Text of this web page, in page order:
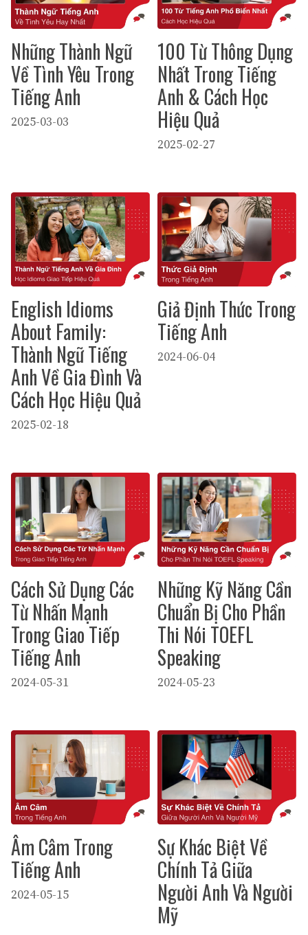
Những Thành Ngữ
Về Tình Yêu Trong
Tiếng Anh
2025-03-03
100 Từ Thông Dụng
Nhất Trong Tiếng
Anh & Cách Học
Hiệu Quả
2025-02-27
English Idioms
About Family:
Thành Ngữ Tiếng
Anh Về Gia Đình Và
Cách Học Hiệu Quả
2025-02-18
Giả Định Thức Trong
Tiếng Anh
2024-06-04
Cách Sử Dụng Các
Từ Nhấn Mạnh
Trong Giao Tiếp
Tiếng Anh
2024-05-31
Những Kỹ Năng Cần
Chuẩn Bị Cho Phần
Thi Nói TOEFL
Speaking
2024-05-23
Âm Câm Trong
Tiếng Anh
2024-05-15
Sự Khác Biệt Về
Chính Tả Giữa
Người Anh Và Người
Mỹ